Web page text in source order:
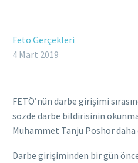
Fetö Gerçekleri
4 Mart 2019
FETÖ’nün darbe girişimi
sözde darbe bildirisinin
Muhammet Tanju Poshor
Darbe girişiminden bir gün